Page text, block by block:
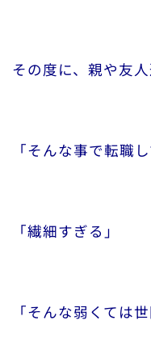
その度に、親や友人
「そんな事で転職
「繊細すぎる」
「そんな弱くては